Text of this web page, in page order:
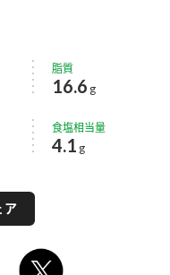
脂質
16.6 g
食塩相当量
4.1 g